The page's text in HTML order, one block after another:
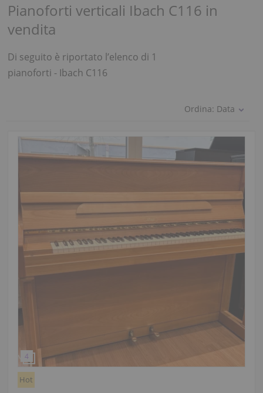
Pianoforti verticali Ibach C116 in
vendita
Di seguito è riportato l’elenco di 1
pianoforti - Ibach C116
Ordina: Data
Hot